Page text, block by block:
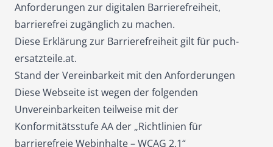
Anforderungen zur digitalen Barrierefreiheit,
barrierefrei zugänglich zu machen.
Diese Erklärung zur Barrierefreiheit gilt für puch-
ersatzteile.at.
Stand der Vereinbarkeit mit den Anforderungen
Diese Webseite ist wegen der folgenden
Unvereinbarkeiten teilweise mit der
Konformitätsstufe AA der „Richtlinien für
barrierefreie Webinhalte –WCAG 2.1“